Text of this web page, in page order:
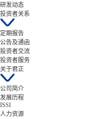
研发动态
投资者关系
定期报告
公告及通函
投资者交流
投资者服务
关于君正
公司简介
发展历程
ISSI
人力资源